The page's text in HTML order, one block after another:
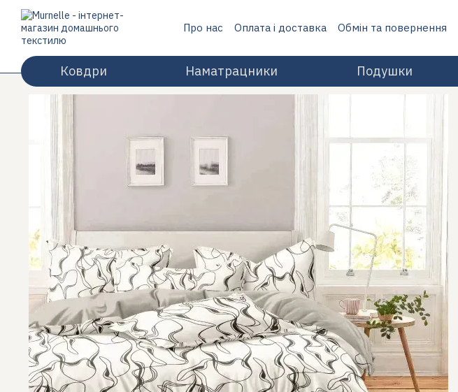
Перейти до основного контенту
Про нас Оплата і доставка Обмін та повернення
Ковдри Наматрацники Подушки